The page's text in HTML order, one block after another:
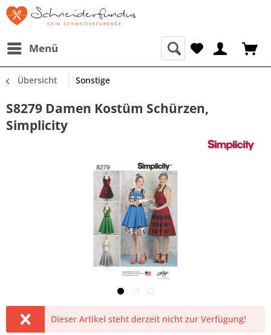
Menü
Übersicht Sonstige
S8279 Damen Kostüm Schürzen,
Simplicity
Dieser Artikel steht derzeit nicht zur Verfügung!